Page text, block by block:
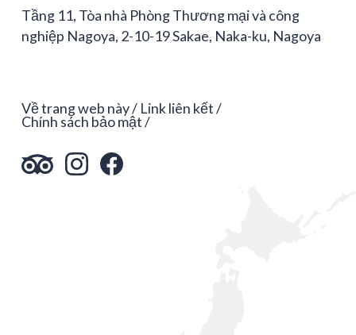
Tầng 11, Tòa nhà Phòng Thương mại và công
nghiệp Nagoya, 2-10-19 Sakae, Naka-ku, Nagoya
Về trang web này Link liên kết
Chính sách bảo mật